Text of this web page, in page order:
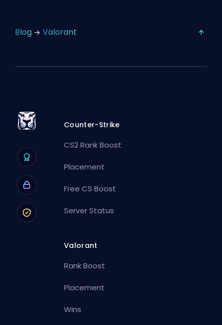
Blog Valorant
Counter-Strike
CS2 Rank Boost
Placement
Free CS Boost
Server Status
Valorant
Rank Boost
Placement
Wins